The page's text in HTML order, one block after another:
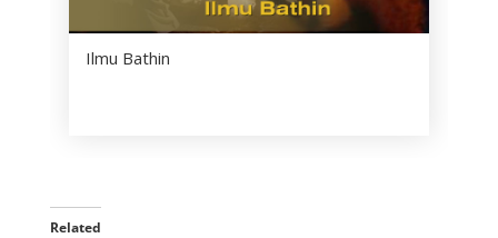
Ilmu Bathin
Related